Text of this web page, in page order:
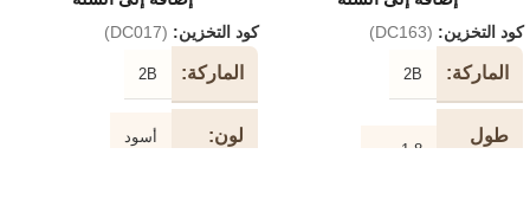
كود التخزين: (DC163)
الماركة 2B
طول
1.8 متر
كود التخزين: (DC017)
الماركة 2B
لون أسود